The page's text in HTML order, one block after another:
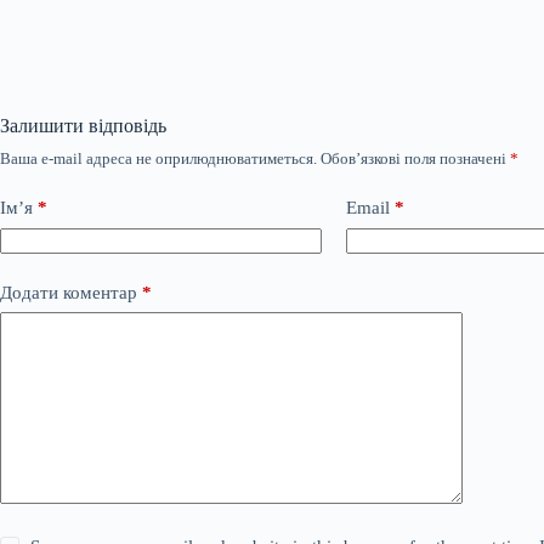
Залишити відповідь
Ваша e-mail адреса не оприлюднюватиметься. Обов’язкові поля позначені *
Ім’я * Email *
Додати коментар *